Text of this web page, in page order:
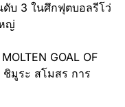
บ 3 ในศึกฟุตบอลรีโว่
ญ่
GOAL OF
ชิมูระ สโมสร การ